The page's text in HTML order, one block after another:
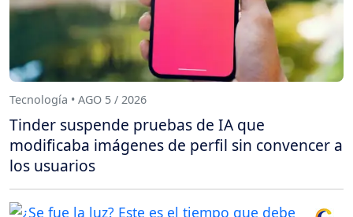
Tecnología • AGO 5 / 2026
Tinder suspende pruebas de IA que
modificaba imágenes de perfil sin convencer a
los usuarios